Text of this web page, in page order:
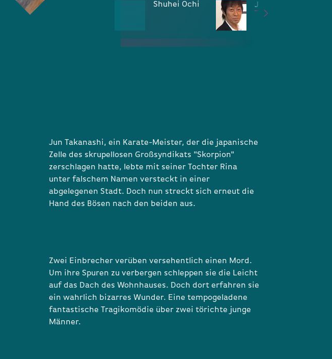
Shuhei Ochi Jun Tamegai
Jun Takanashi, ein Karate-Meister, der die japanische
Zelle des skrupellosen Großsyndikats "Skorpion"
zerschlagen hatte, lebte mit seiner Tochter Rina
unter falschem Namen versteckt in einer
abgelegenen Stadt. Doch nun streckt sich erneut die
Hand des Bösen nach den beiden aus.
Zwei Einbrecher verüben versehentlich einen Mord.
Um ihre Spuren zu verbergen schleppen sie die Leicht
auf das Dach des Wohnhauses. Doch dort erfahren sie
ein wahrlich bizarres Wunder. Eine tempogeladene
fantastische Tragikomödie über zwei törichte junge
Männer.